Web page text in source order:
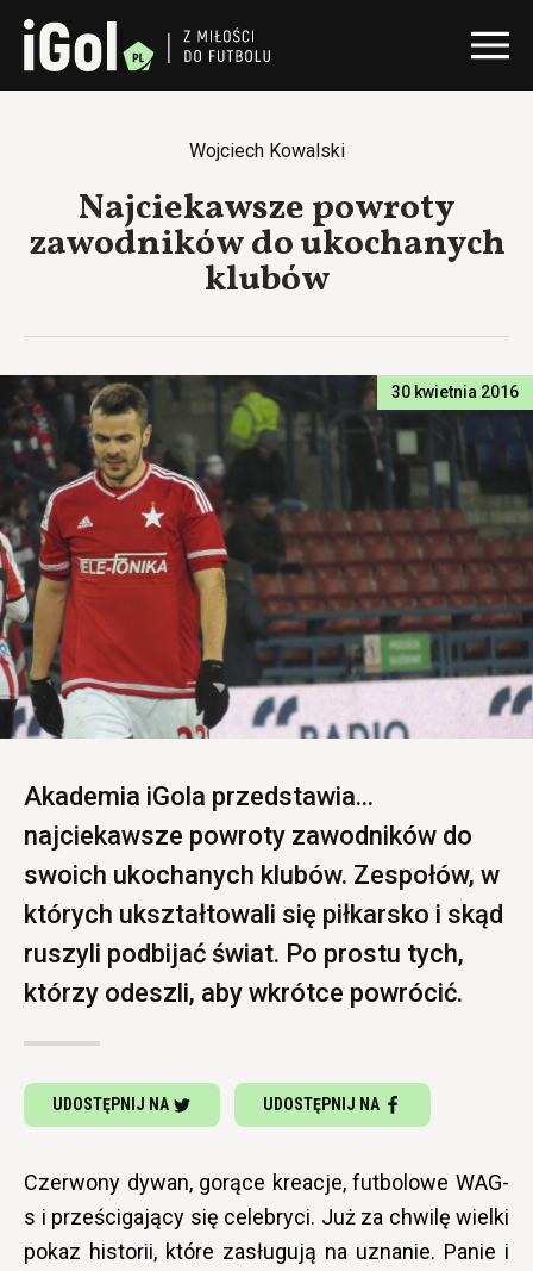
Wojciech Kowalski
Najciekawsze powroty
zawodników do ukochanych
klubów
30 kwietnia 2016
Akademia iGola przedstawia...
najciekawsze powroty zawodników do
swoich ukochanych klubów. Zespołów, w
których ukształtowali się piłkarsko i skąd
ruszyli podbijać świat. Po prostu tych,
którzy odeszli, aby wkrótce powrócić.
UDOSTĘPNIJ NA UDOSTĘPNIJ NA
Czerwony dywan, gorące kreacje, futbolowe WAG-
s i prześcigający się celebryci. Już za chwilę wielki
pokaz historii, które zasługują na uznanie. Panie i